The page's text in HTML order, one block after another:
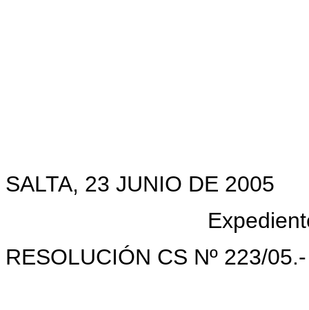
SALTA, 23 JUNIO DE 2005
RESOLUCIÓN CS Nº 223/05.-